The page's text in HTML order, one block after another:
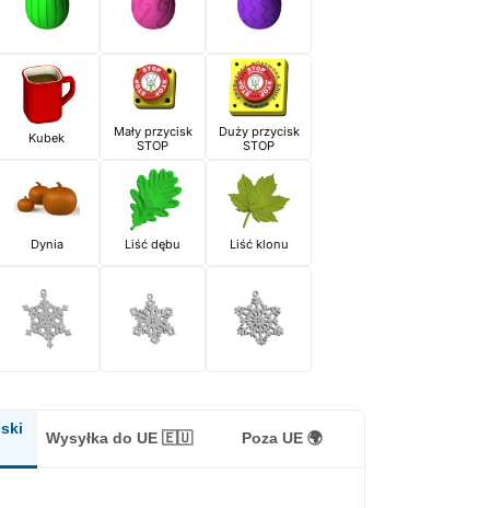
Kubek
Mały przycisk
STOP
Duży przycisk
STOP
Dynia Liść dębu Liść klonu
Wysyłka do UE 🇪🇺 Poza UE 🌍